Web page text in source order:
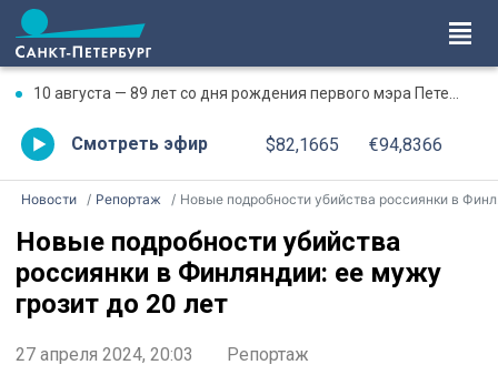
10 августа — 89 лет со дня рождения первого мэра Петербурга Анатолия Собчака
Смотреть эфир $82,1665 €94,8366
Новости Репортаж Новые подробности убийства россиянки в Финляндии: ее мужу грозит до 20 лет
Новые подробности убийства
россиянки в Финляндии: ее мужу
грозит до 20 лет
27 апреля 2024, 20:03 Репортаж